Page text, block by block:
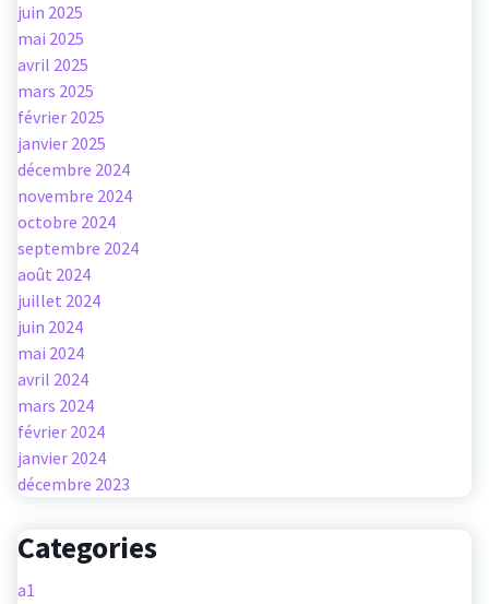
juin 2025
mai 2025
avril 2025
mars 2025
février 2025
janvier 2025
décembre 2024
novembre 2024
octobre 2024
septembre 2024
août 2024
juillet 2024
juin 2024
mai 2024
avril 2024
mars 2024
février 2024
janvier 2024
décembre 2023
Categories
a1